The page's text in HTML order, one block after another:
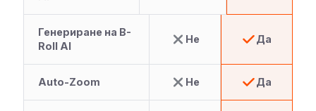
Генериране на B-
Roll AI
Не Да
Auto-Zoom Не Да